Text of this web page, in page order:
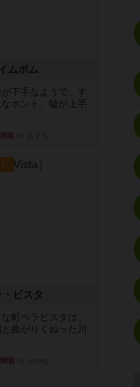
ムボム
下手なようで、す
ホント、嘘が上手
前
・ビスタ
町ベラビスタは、
曲がりくねった川
間前